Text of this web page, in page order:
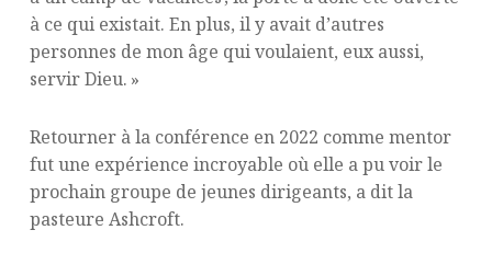
à ce qui existait. En plus, il y avait d’autres
personnes de mon âge qui voulaient, eux aussi,
servir Dieu. »
Retourner à la conférence en 2022 comme mentor
fut une expérience incroyable où elle a pu voir le
prochain groupe de jeunes dirigeants, a dit la
pasteure Ashcroft.